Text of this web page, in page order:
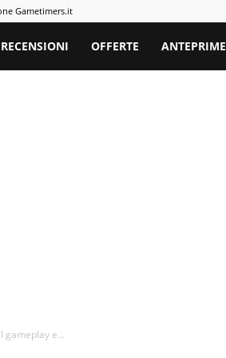
Gametimers.it
RECENSIONI OFFERTE ANTEPRIME
gameplay e...